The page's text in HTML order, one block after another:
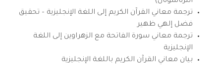
ترجمة معاني القرآن الكريم إلى اللغة الإنجليزية – تحقيق
فضل إلهي ظهير
ترجمة معاني سورة الفاتحة مع الزهراوين إلى اللغة
الإنجليزية
بيان معاني القرآن الكريم باللغة الإنجليزية